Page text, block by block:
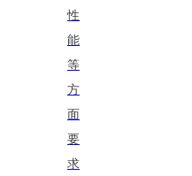
性
能
等
方
面
要
求